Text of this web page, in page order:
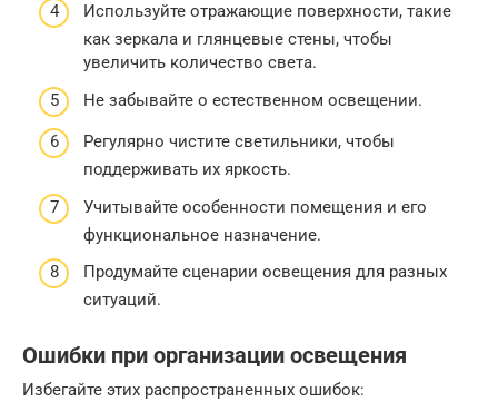
Используйте отражающие поверхности, такие
как зеркала и глянцевые стены, чтобы
увеличить количество света.
Не забывайте о естественном освещении.
Регулярно чистите светильники, чтобы
поддерживать их яркость.
Учитывайте особенности помещения и его
функциональное назначение.
Продумайте сценарии освещения для разных
ситуаций.
Ошибки при организации освещения
Избегайте этих распространенных ошибок: